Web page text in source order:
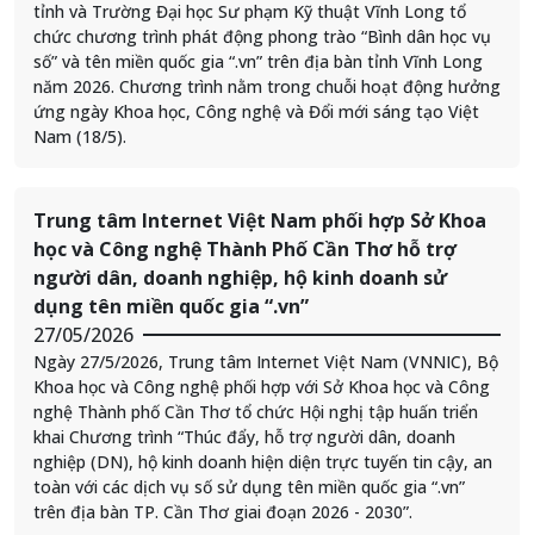
tỉnh và Trường Đại học Sư phạm Kỹ thuật Vĩnh Long tổ
chức chương trình phát động phong trào “Bình dân học vụ
số” và tên miền quốc gia “.vn” trên địa bàn tỉnh Vĩnh Long
năm 2026. Chương trình nằm trong chuỗi hoạt động hưởng
ứng ngày Khoa học, Công nghệ và Đổi mới sáng tạo Việt
Nam (18/5).
Trung tâm Internet Việt Nam phối hợp Sở Khoa
học và Công nghệ Thành Phố Cần Thơ hỗ trợ
người dân, doanh nghiệp, hộ kinh doanh sử
dụng tên miền quốc gia “.vn”
27/05/2026
Ngày 27/5/2026, Trung tâm Internet Việt Nam (VNNIC), Bộ
Khoa học và Công nghệ phối hợp với Sở Khoa học và Công
nghệ Thành phố Cần Thơ tổ chức Hội nghị tập huấn triển
khai Chương trình “Thúc đẩy, hỗ trợ người dân, doanh
nghiệp (DN), hộ kinh doanh hiện diện trực tuyến tin cậy, an
toàn với các dịch vụ số sử dụng tên miền quốc gia “.vn”
trên địa bàn TP. Cần Thơ giai đoạn 2026 - 2030”.